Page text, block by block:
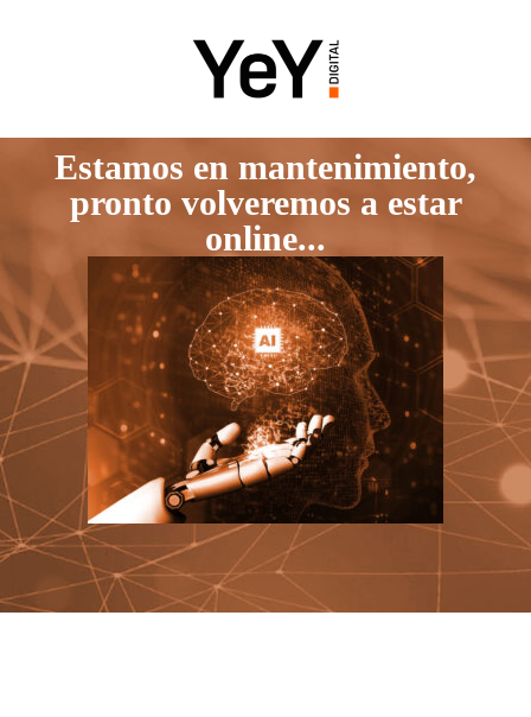
Estamos en mantenimiento,
pronto volveremos a estar
online...